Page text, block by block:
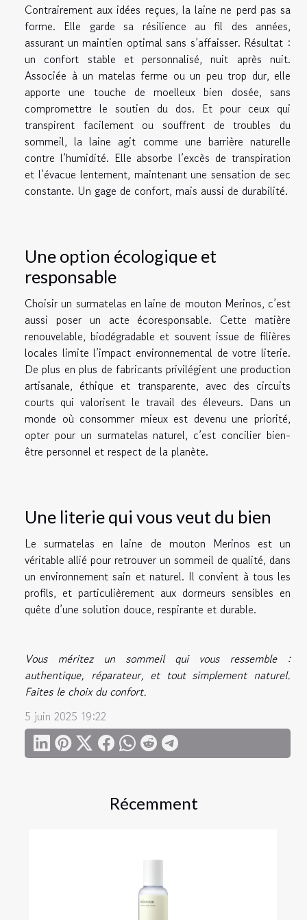
Récemment
Contrairement aux idées reçues, la laine ne perd pas sa
forme. Elle garde sa résilience au fil des années,
assurant un maintien optimal sans s’affaisser. Résultat :
un confort stable et personnalisé, nuit après nuit.
Associée à un matelas ferme ou un peu trop dur, elle
apporte une touche de moelleux bien dosée, sans
compromettre le soutien du dos. Et pour ceux qui
transpirent facilement ou souffrent de troubles du
sommeil, la laine agit comme une barrière naturelle
contre l’humidité. Elle absorbe l’excès de transpiration
et l’évacue lentement, maintenant une sensation de sec
constante. Un gage de confort, mais aussi de durabilité.
Une option écologique et
responsable
Choisir un surmatelas en laine de mouton Merinos, c’est
aussi poser un acte écoresponsable. Cette matière
renouvelable, biodégradable et souvent issue de filières
locales limite l’impact environnemental de votre literie.
De plus en plus de fabricants privilégient une production
artisanale, éthique et transparente, avec des circuits
courts qui valorisent le travail des éleveurs. Dans un
monde où consommer mieux est devenu une priorité,
opter pour un surmatelas naturel, c’est concilier bien-
être personnel et respect de la planète.
Une literie qui vous veut du bien
Le surmatelas en laine de mouton Merinos est un
véritable allié pour retrouver un sommeil de qualité, dans
un environnement sain et naturel. Il convient à tous les
profils, et particulièrement aux dormeurs sensibles en
quête d’une solution douce, respirante et durable.
Vous méritez un sommeil qui vous ressemble :
authentique, réparateur, et tout simplement naturel.
Faites le choix du confort.
5 juin 2025 19:22